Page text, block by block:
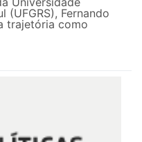
(UFGRS), Fernando
trajetória como